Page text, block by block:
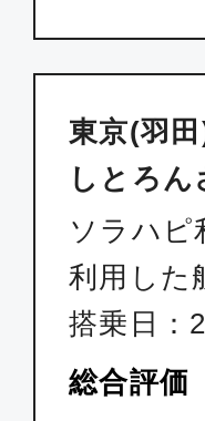
東京(羽
しとろん
ソラハピ
利用した
搭乗日：
総合評価